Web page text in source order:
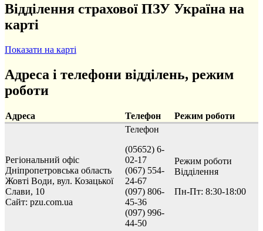
Відділення страхової ПЗУ Україна на
карті
Показати на карті
Адреса і телефони відділень, режим
роботи
Адреса Телефон Режим роботи
Регіональний офіс
Дніпропетровська область
Жовті Води, вул. Козацької
Слави, 10
Сайт: pzu.com.ua
Телефон
(05652) 6-
02-17
(067) 554-
24-67
(097) 806-
45-36
(097) 996-
44-50
Режим роботи
Відділення
Пн-Пт: 8:30-18:00